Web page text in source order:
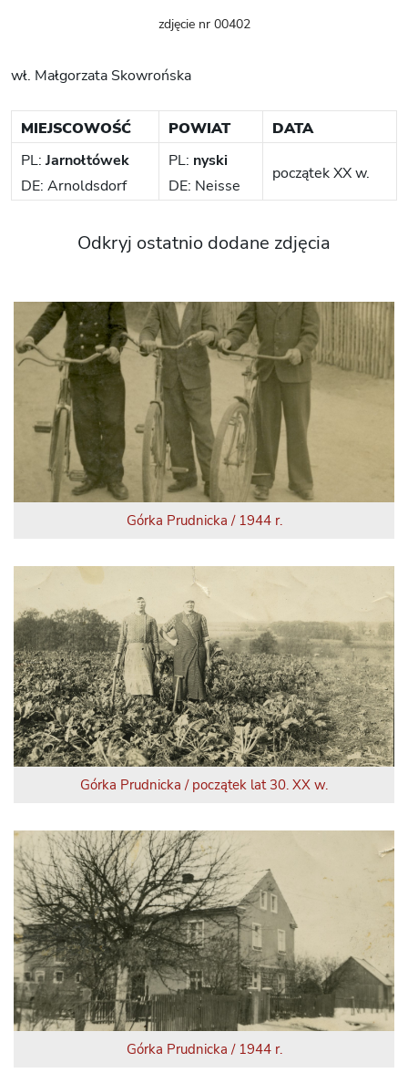
zdjęcie nr 00402
wł. Małgorzata Skowrońska
MIEJSCOWOŚĆ POWIAT
DATA
PL: Jarnołtówek
DE: Arnoldsdorf
PL: nyski
DE: Neisse
początek XX w.
Odkryj ostatnio dodane zdjęcia
Górka Prudnicka / 1944 r.
Górka Prudnicka / początek lat 30. XX w.
Górka Prudnicka / 1944 r.